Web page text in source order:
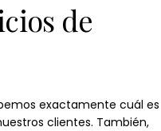
de
exactamente cuál es
clientes. También,